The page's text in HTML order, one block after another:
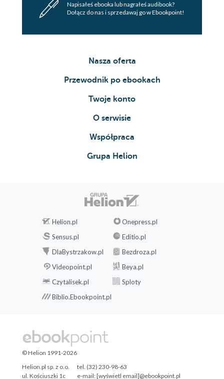
Napisałeś ebooka lub nagrałeś audibook?
Dołącz do nas i sprzedawaj go w Ebookpoint!
Nasza oferta
Przewodnik po ebookach
Twoje konto
O serwisie
Współpraca
Grupa Helion
Helion.pl
Onepress.pl
Sensus.pl
Editio.pl
DlaBystrzakow.pl
Bezdroza.pl
Videopoint.pl
Beya.pl
Czytalisek.pl
Sploty
Biblio.Ebookpoint.pl
© Helion 1991-2026
Helion.pl sp. z o.o.
ul. Kościuszki 1c
tel. (32) 230-98-63
e-mail:[wyświetl email]@ebookpoint.pl